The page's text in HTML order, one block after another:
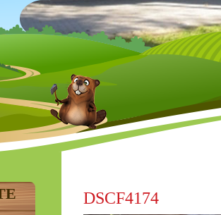
DSCF4174